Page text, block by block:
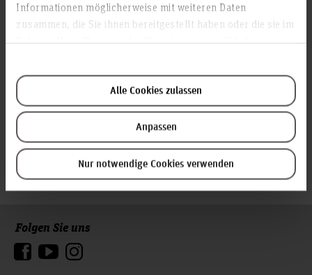
Informationen möglicherweise mit weiteren Daten
zusammen, die Sie ihnen bereitgestellt haben oder die sie im
Alle Cookies zulassen
Anpassen
Nur notwendige Cookies verwenden
Land Niedersachsen sowie die
Volkswagenstiftung finanziell unterstützt.
Folgen Sie uns